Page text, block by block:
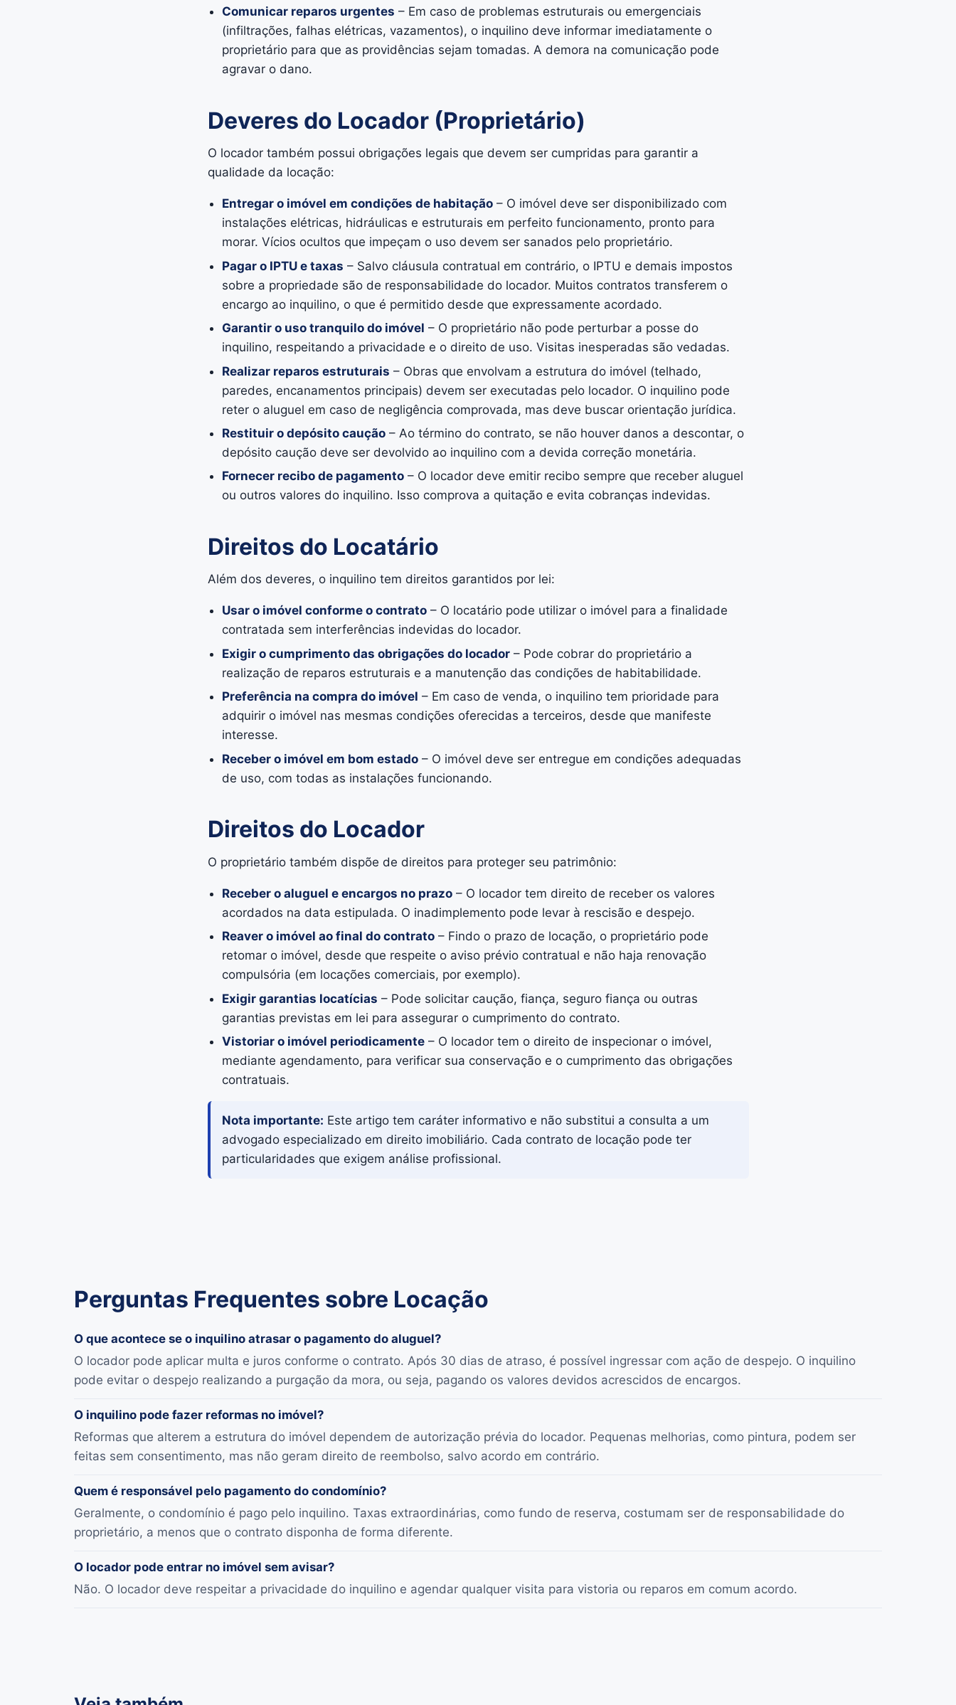
Comunicar reparos urgentes – Em caso de problemas estruturais ou emergenciais
(infiltrações, falhas elétricas, vazamentos), o inquilino deve informar imediatamente o
proprietário para que as providências sejam tomadas. A demora na comunicação pode
agravar o dano.
Deveres do Locador (Proprietário)
O locador também possui obrigações legais que devem ser cumpridas para garantir a
qualidade da locação:
Entregar o imóvel em condições de habitação– O imóvel deve ser disponibilizado com
instalações elétricas, hidráulicas e estruturais em perfeito funcionamento, pronto para
morar. Vícios ocultos que impeçam o uso devem ser sanados pelo proprietário.
Pagar o IPTU e taxas – Salvo cláusula contratual em contrário, o IPTU e demais impostos
sobre a propriedade são de responsabilidade do locador. Muitos contratos transferem o
encargo ao inquilino, o que é permitido desde que expressamente acordado.
Garantir o uso tranquilo do imóvel – O proprietário não pode perturbar a posse do
inquilino, respeitando a privacidade e o direito de uso. Visitas inesperadas são vedadas.
Realizar reparos estruturais – Obras que envolvam a estrutura do imóvel (telhado,
paredes, encanamentos principais) devem ser executadas pelo locador. O inquilino pode
reter o aluguel em caso de negligência comprovada, mas deve buscar orientação jurídica.
Restituir o depósito caução– Ao término do contrato, se não houver danos a descontar, o
depósito caução deve ser devolvido ao inquilino com a devida correção monetária.
Fornecer recibo de pagamento– O locador deve emitir recibo sempre que receber aluguel
ou outros valores do inquilino. Isso comprova a quitação e evita cobranças indevidas.
Direitos do Locatário
Além dos deveres, o inquilino tem direitos garantidos por lei:
Usar o imóvel conforme o contrato– O locatário pode utilizar o imóvel para a finalidade
contratada sem interferências indevidas do locador.
Exigir o cumprimento das obrigações do locador– Pode cobrar do proprietário a
realização de reparos estruturais e a manutenção das condições de habitabilidade.
Preferência na compra do imóvel – Em caso de venda, o inquilino tem prioridade para
adquirir o imóvel nas mesmas condições oferecidas a terceiros, desde que manifeste
interesse.
Receber o imóvel em bom estado– O imóvel deve ser entregue em condições adequadas
de uso, com todas as instalações funcionando.
Direitos do Locador
O proprietário também dispõe de direitos para proteger seu patrimônio:
Receber o aluguel e encargos no prazo– O locador tem direito de receber os valores
acordados na data estipulada. O inadimplemento pode levar à rescisão e despejo.
Reaver o imóvel ao final do contrato– Findo o prazo de locação, o proprietário pode
retomar o imóvel, desde que respeite o aviso prévio contratual e não haja renovação
compulsória (em locações comerciais, por exemplo).
Exigir garantias locatícias – Pode solicitar caução, fiança, seguro fiança ou outras
garantias previstas em lei para assegurar o cumprimento do contrato.
Vistoriar o imóvel periodicamente– O locador tem o direito de inspecionar o imóvel,
mediante agendamento, para verificar sua conservação e o cumprimento das obrigações
contratuais.
Nota importante: Este artigo tem caráter informativo e não substitui a consulta a um
advogado especializado em direito imobiliário. Cada contrato de locação pode ter
particularidades que exigem análise profissional.
Perguntas Frequentes sobre Locação
O que acontece se o inquilino atrasar o pagamento do aluguel?
O locador pode aplicar multa e juros conforme o contrato. Após 30 dias de atraso, é possível ingressar com ação de despejo. O inquilino
pode evitar o despejo realizando a purgação da mora, ou seja, pagando os valores devidos acrescidos de encargos.
O inquilino pode fazer reformas no imóvel?
Reformas que alterem a estrutura do imóvel dependem de autorização prévia do locador. Pequenas melhorias, como pintura, podem ser
feitas sem consentimento, mas não geram direito de reembolso, salvo acordo em contrário.
Quem é responsável pelo pagamento do condomínio?
Geralmente, o condomínio é pago pelo inquilino. Taxas extraordinárias, como fundo de reserva, costumam ser de responsabilidade do
proprietário, a menos que o contrato disponha de forma diferente.
O locador pode entrar no imóvel sem avisar?
Não. O locador deve respeitar a privacidade do inquilino e agendar qualquer visita para vistoria ou reparos em comum acordo.